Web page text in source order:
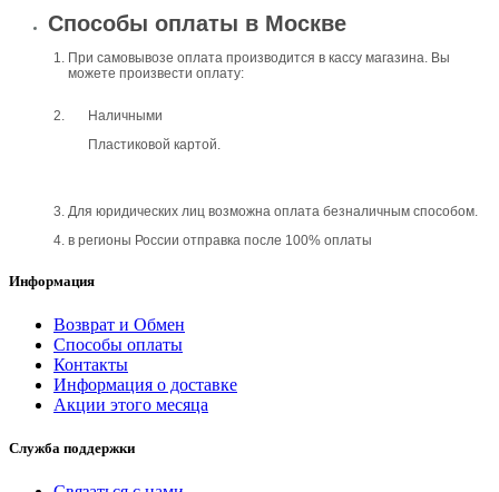
Способы оплаты в Москве
При самовывозе оплата производится в кассу магазина. Вы
можете произвести оплату:
Наличными
Пластиковой картой.
Для юридических лиц возможна оплата безналичным способом.
в регионы России отправка после 100% оплаты
Информация
Возврат и Обмен
Способы оплаты
Контакты
Информация о доставке
Акции этого месяца
Служба поддержки